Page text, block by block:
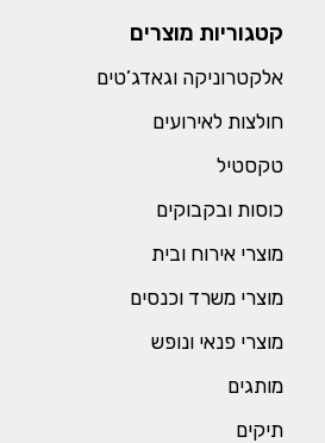
קטגוריות מוצרים
אלקטרוניקה וגאדג’טים
חולצות לאירועים
טקסטיל
כוסות ובקבוקים
מוצרי אירוח ובית
מוצרי משרד וכנסים
מוצרי פנאי ונופש
מותגים
תיקים